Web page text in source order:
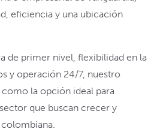
eficiencia y una ubicación
de primer nivel, flexibilidad en la
y operación 24/7, nuestro
la opción ideal para
que buscan crecer y